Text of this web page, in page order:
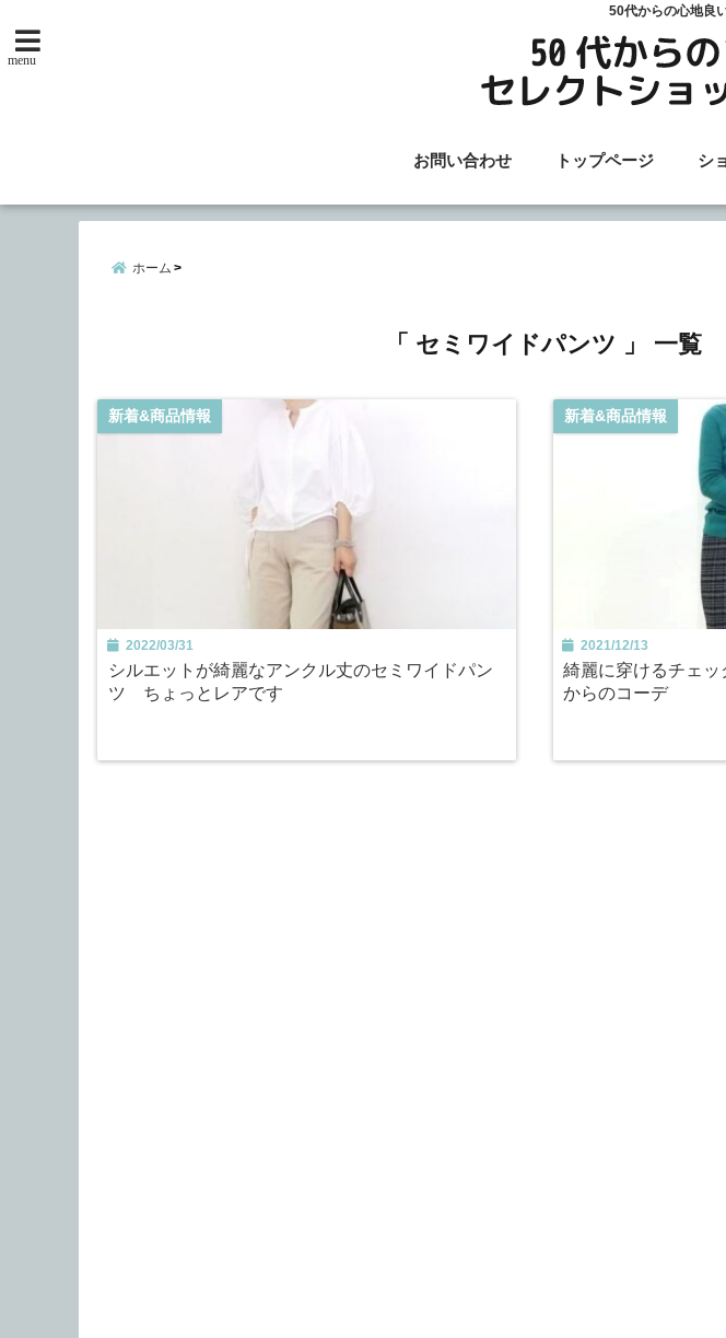
50代からの心地良
menu
お問い合わせ トップページ シ
ホーム
「 セミワイドパンツ 」 一覧
新着&商品情報
2022/03/31
シルエットが綺麗なアンクル丈のセミワイドパン
ツ ちょっとレアです
新着&商品情報
2021/12/13
綺麗に穿けるチェ
からのコーデ